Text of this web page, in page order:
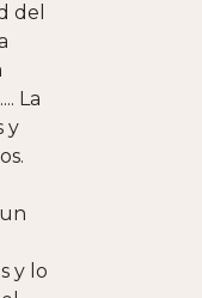
del
La
y
y lo